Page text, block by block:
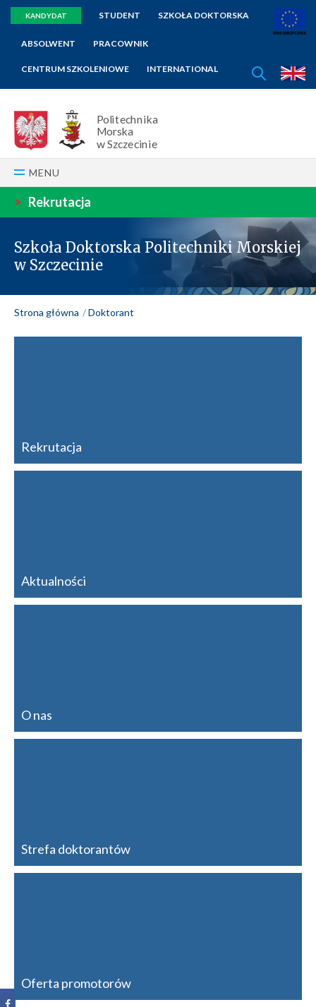
KANDYDAT STUDENT SZKOŁA DOKTORSKA
ABSOLWENT PRACOWNIK
CENTRUM SZKOLENIOWE INTERNATIONAL
Politechnika
Morska
w Szczecinie
SZUKAJ
MENU
> Rekrutacja
Szkoła Doktorska Politechniki Morskiej
w Szczecinie
Strona główna Doktorant
Rekrutacja
Aktualności
O nas
Strefa doktorantów
Oferta promotorów